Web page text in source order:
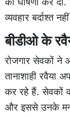
व्यवहार बर्दाश्त
बीडीओ के
रोजगार सेवकों ने
तानाशाही रवैया
कर रहे हैं. सेवकों
और इससे उनके